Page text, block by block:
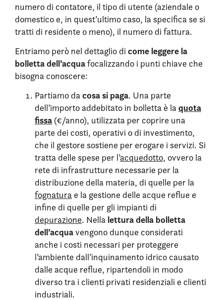
numero di contatore, il tipo di utente (aziendale o
domestico e, in quest’ultimo caso, la specifica se si
tratti di residente o meno), il numero di fattura.
Entriamo però nel dettaglio di come leggere la
bolletta dell’acquafocalizzando i punti chiave che
bisogna conoscere:
Partiamo dacosa si paga. Una parte
dell’importo addebitato in bolletta è laquota
fissa (€/anno), utilizzata per coprire una
parte dei costi, operativi o di investimento,
che il gestore sostiene per erogare i servizi. Si
tratta delle spese per l’acquedotto, ovvero la
rete di infrastrutture necessarie per la
distribuzione della materia, di quelle per la
fognatura e la gestione delle acque reflue e
infine di quelle per gli impianti di
depurazione. Nella lettura della bolletta
dell’acquavengono dunque considerati
anche i costi necessari per proteggere
l’ambiente dall’inquinamento idrico causato
dalle acque reflue, ripartendoli in modo
diverso tra i clienti privati residenziali e clienti
industriali.